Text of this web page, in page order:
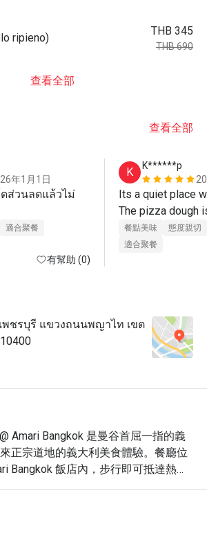
ripieno)
THB 345
THB 690
查看全部
查看全部
年1月1日
ส่วนลดแล้วไม่
適合聚餐
有幫助 (0)
K
K******p
Its a quiet place
The pizza dough
餐點美味
態度親切
適合聚餐
พชรบุรี แขวงถนนพญาไท เขต
Amari Bangkok 是曼谷首屈一指的義
正宗道地的義大利美食體驗。餐廳位
Bangkok 飯店內，步行即可抵達熱鬧
適又時髦的用餐環境中，無論是午
嚐精緻甜點，Prego 都是您與家人朋
利麵、現烤薄餅及多款經典義式料理